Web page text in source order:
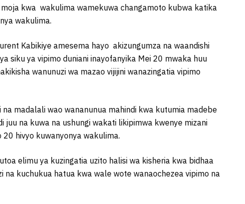
kwa wakulima wamekuwa changamoto kubwa katika
wakulima.
Kabikiye amesema hayo akizungumza na waandishi
siku ya vipimo duniani inayofanyika Mei 20 mwaka huu
wanunuzi wa mazao vijijini wanazingatia vipimo
madalali wao wananunua mahindi kwa kutumia madebe
na kuwa na ushungi wakati likipimwa kwenye mizani
hivyo kuwanyonya wakulima.
elimu ya kuzingatia uzito halisi wa kisheria kwa bidhaa
kuchukua hatua kwa wale wote wanaochezea vipimo na